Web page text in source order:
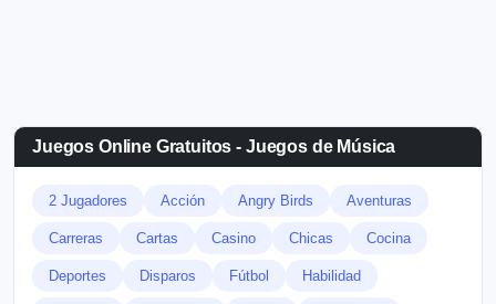
Juegos Online Gratuitos - Juegos de Música
2 Jugadores Acción Angry Birds Aventuras
Carreras Cartas Casino Chicas Cocina
Deportes Disparos Fútbol Habilidad